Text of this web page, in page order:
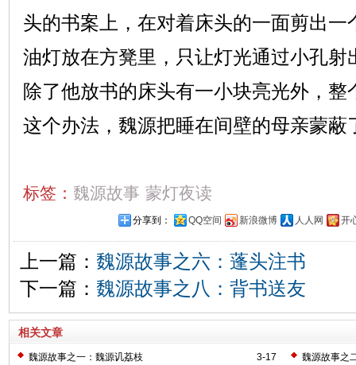
头的书案上，在对着床头的一面剪出一
油灯放在方凳里，只让灯光通过小孔射
除了他放书的床头有一小块亮光外，整
这个办法，魏源把睡在间壁的母亲蒙蔽
标签： 魏源故事 蒙灯夜读
分享到： QQ空间 新浪微博 人人网 开
上一篇： 魏源故事之六：蓬头注书
下一篇： 魏源故事之八：背书送友
相关文章
3-17
魏源故事之一：魏源讥荔枝
魏源故事之